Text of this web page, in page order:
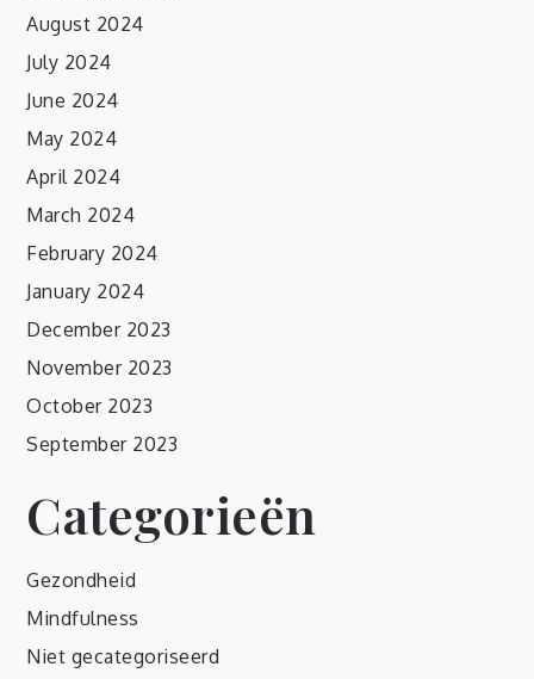
August 2024
July 2024
June 2024
May 2024
April 2024
March 2024
February 2024
January 2024
December 2023
November 2023
October 2023
September 2023
Categorieën
Gezondheid
Mindfulness
Niet gecategoriseerd